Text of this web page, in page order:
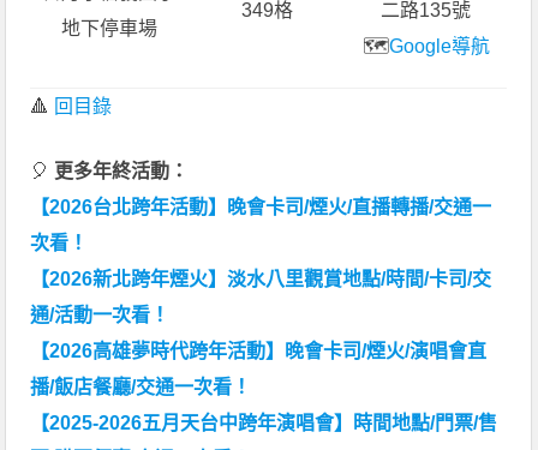
地下停車場
349格
二路135號
🗺️Google導航
🔺 回目錄
🎈 更多年終活動：
【2026台北跨年活動】晚會卡司/煙火/直播轉播/交通一
次看！
【2026新北跨年煙火】淡水八里觀賞地點/時間/卡司/交
通/活動一次看！
【2026高雄夢時代跨年活動】晚會卡司/煙火/演唱會直
播/飯店餐廳/交通一次看！
【2025-2026五月天台中跨年演唱會】時間地點/門票/售